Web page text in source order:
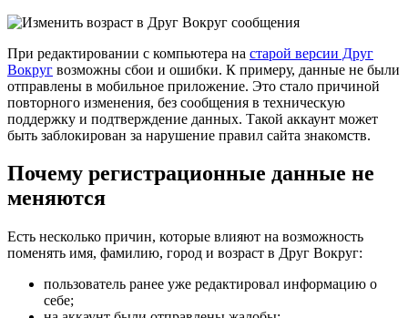
При редактировании с компьютера на старой версии Друг
Вокруг возможны сбои и ошибки. К примеру, данные не были
отправлены в мобильное приложение. Это стало причиной
повторного изменения, без сообщения в техническую
поддержку и подтверждение данных. Такой аккаунт может
быть заблокирован за нарушение правил сайта знакомств.
Почему регистрационные данные не
меняются
Есть несколько причин, которые влияют на возможность
поменять имя, фамилию, город и возраст в Друг Вокруг:
пользователь ранее уже редактировал информацию о
себе;